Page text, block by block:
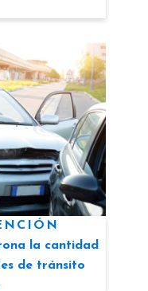
la cantidad
de tránsito